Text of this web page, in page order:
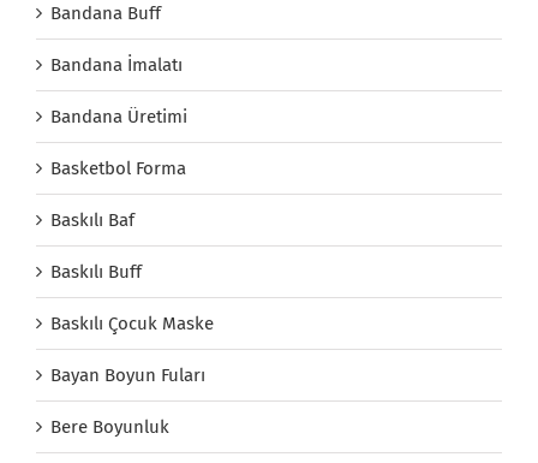
Bandana Buff
Bandana İmalatı
Bandana Üretimi
Basketbol Forma
Baskılı Baf
Baskılı Buff
Baskılı Çocuk Maske
Bayan Boyun Fuları
Bere Boyunluk